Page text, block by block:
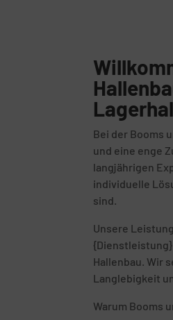
Bei der Booms
und eine enge
langjährigen
individuelle
sind.
Unsere
Hallenbau. Wir
Langlebigkeit
Warum Booms